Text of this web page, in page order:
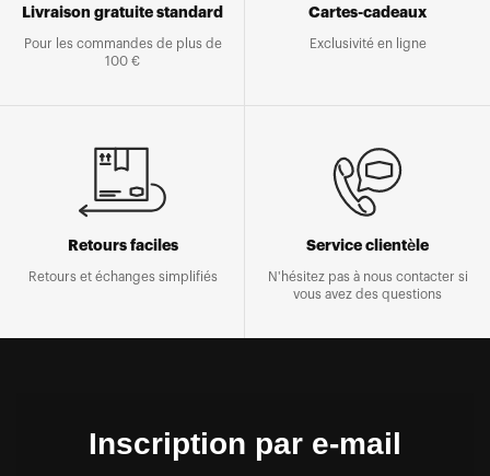
Livraison gratuite standard
Pour les commandes de plus de
100 €
Cartes-cadeaux
Exclusivité en ligne
Retours faciles
Retours et échanges simplifiés
Service clientèle
N'hésitez pas à nous contacter si
vous avez des questions
Inscription par e-mail